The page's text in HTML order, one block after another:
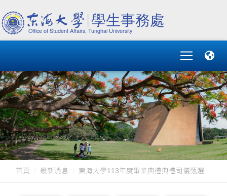
首頁 最新消息 東海大學113年度畢業典禮典禮司儀甄選